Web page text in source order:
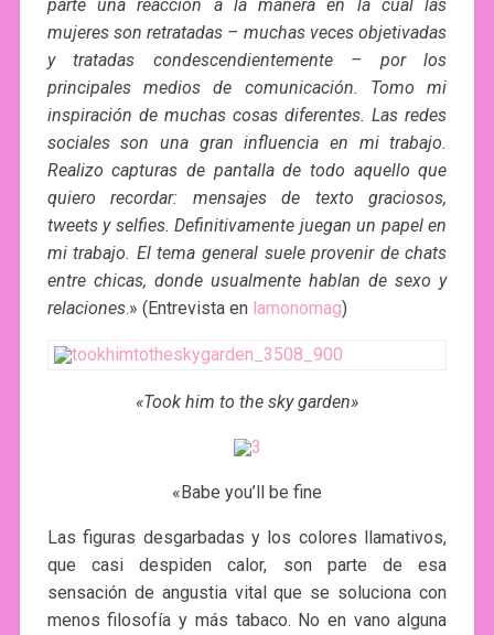
parte una reacción a la manera en la cual las
mujeres son retratadas – muchas veces objetivadas
y tratadas condescendientemente – por los
principales medios de comunicación. Tomo mi
inspiración de muchas cosas diferentes. Las redes
sociales son una gran influencia en mi trabajo.
Realizo capturas de pantalla de todo aquello que
quiero recordar: mensajes de texto graciosos,
tweets y selfies. Definitivamente juegan un papel en
mi trabajo. El tema general suele provenir de chats
entre chicas, donde usualmente hablan de sexo y
relaciones.» (Entrevista en lamonomag)
«Took him to the sky garden»
«Babe you’ll be fine
Las figuras desgarbadas y los colores llamativos,
que casi despiden calor, son parte de esa
sensación de angustia vital que se soluciona con
menos filosofía y más tabaco. No en vano alguna